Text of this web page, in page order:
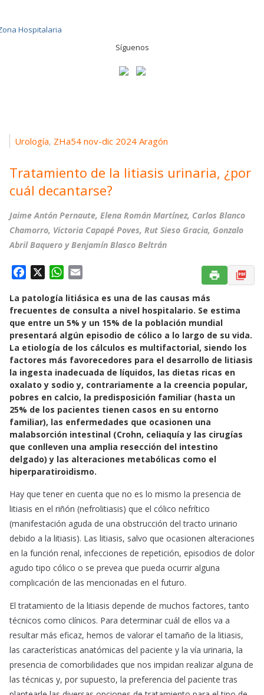
Síguenos
Urología, ZHa54 nov-dic 2024 Aragón
Tratamiento de la litiasis urinaria, ¿por
cuál decantarse?
Jaime Antón Pernaute, Elena Román Martínez, Carlos Blanco
Chamorro, Victoria Capapé Poves, Rut Sieso Gracia, Gonzalo
Abril Baquero y Benjamín Blasco Beltrán
c
e
b
o
o
k
W
a
t
s
A
p
p
a
i
l
La patología litiásica es una de las causas más
frecuentes de consulta a nivel hospitalario. Se estima
que entre un 5% y un 15% de la población mundial
presentará algún episodio de cólico a lo largo de su vida.
La etiología de los cálculos es multifactorial, siendo los
factores más favorecedores para el desarrollo de litiasis
la ingesta inadecuada de líquidos, las dietas ricas en
oxalato y sodio y, contrariamente a la creencia popular,
pobres en calcio, la predisposición familiar (hasta un
25% de los pacientes tienen casos en su entorno
familiar), las enfermedades que ocasionen una
malabsorción intestinal (Crohn, celiaquía y las cirugías
que conlleven una amplia resección del intestino
delgado) y las alteraciones metabólicas como el
hiperparatiroidismo.
Hay que tener en cuenta que no es lo mismo la presencia de
litiasis en el riñón (nefrolitiasis) que el cólico nefrítico
(manifestación aguda de una obstrucción del tracto urinario
debido a la litiasis). Las litiasis, salvo que ocasionen alteraciones
en la función renal, infecciones de repetición, episodios de dolor
agudo tipo cólico o se prevea que pueda ocurrir alguna
complicación de las mencionadas en el futuro.
El tratamiento de la litiasis depende de muchos factores, tanto
técnicos como clínicos. Para determinar cuál de ellos va a
resultar más eficaz, hemos de valorar el tamaño de la litiasis,
las características anatómicas del paciente y la vía urinaria, la
presencia de comorbilidades que nos impidan realizar alguna de
las técnicas y, por supuesto, la preferencia del paciente tras